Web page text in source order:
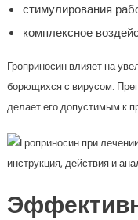
стимулирования
комплексное
Гроприносин влияет на
борющихся с вирусом.
делает его допустимым к